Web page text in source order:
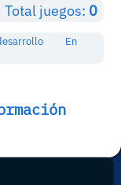
Total juegos: 0
En